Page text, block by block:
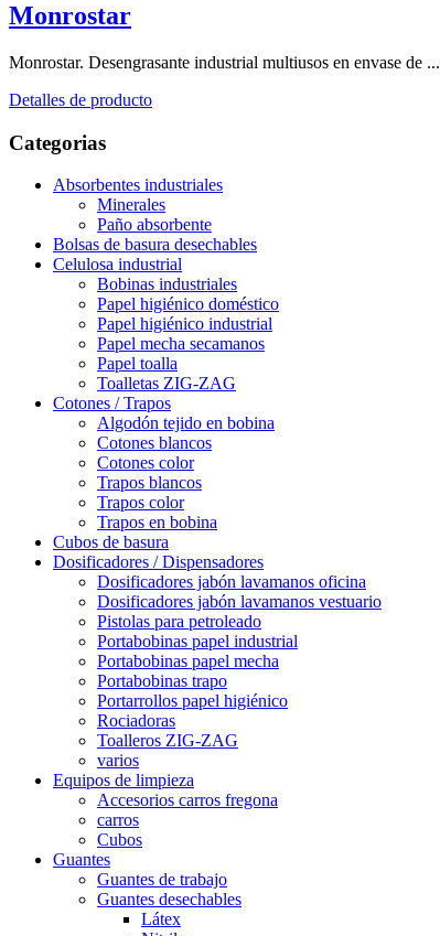
Monrostar
Monrostar. Desengrasante industrial multiusos en envase de ...
Detalles de producto
Categorias
Absorbentes industriales
Minerales
Paño absorbente
Bolsas de basura desechables
Celulosa industrial
Bobinas industriales
Papel higiénico doméstico
Papel higiénico industrial
Papel mecha secamanos
Papel toalla
Toalletas ZIG-ZAG
Cotones / Trapos
Algodón tejido en bobina
Cotones blancos
Cotones color
Trapos blancos
Trapos color
Trapos en bobina
Cubos de basura
Dosificadores / Dispensadores
Dosificadores jabón lavamanos oficina
Dosificadores jabón lavamanos vestuario
Pistolas para petroleado
Portabobinas papel industrial
Portabobinas papel mecha
Portabobinas trapo
Portarrollos papel higiénico
Rociadoras
Toalleros ZIG-ZAG
varios
Equipos de limpieza
Accesorios carros fregona
carros
Cubos
Guantes
Guantes de trabajo
Guantes desechables
Látex